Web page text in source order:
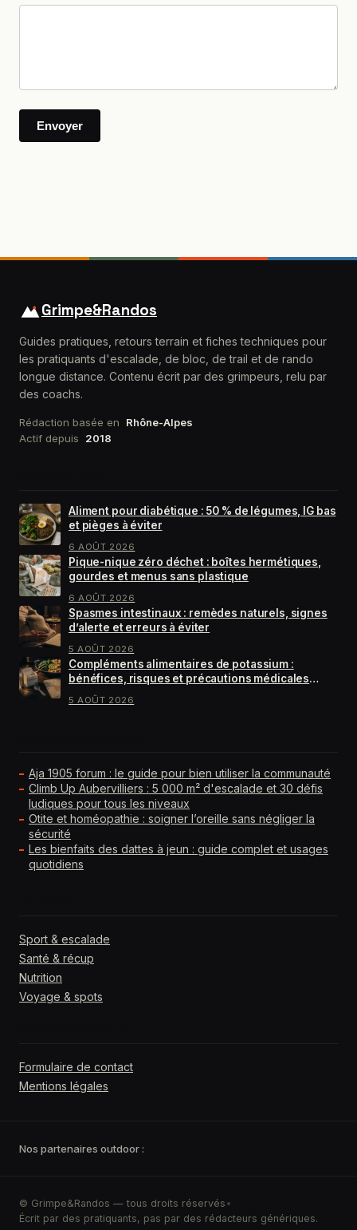
Envoyer
Grimpe&Randos
Guides pratiques, retours terrain et fiches techniques pour
les pratiquants d'escalade, de bloc, de trail et de rando
longue distance. Contenu écrit par des grimpeurs, relu par
des coachs.
Rédaction basée en
Rhône-Alpes
Actif depuis
2018
Aliment pour diabétique : 50 % de légumes, IG bas
et pièges à éviter
6 AOÛT 2026
Pique-nique zéro déchet : boîtes hermétiques,
gourdes et menus sans plastique
6 AOÛT 2026
Spasmes intestinaux : remèdes naturels, signes
d’alerte et erreurs à éviter
5 AOÛT 2026
Compléments alimentaires de potassium :
bénéfices, risques et précautions médicales
essentielles
5 AOÛT 2026
Aja 1905 forum : le guide pour bien utiliser la communauté
Climb Up Aubervilliers : 5 000 m² d'escalade et 30 défis
ludiques pour tous les niveaux
Otite et homéopathie : soigner l’oreille sans négliger la
sécurité
Les bienfaits des dattes à jeun : guide complet et usages
quotidiens
Sport & escalade
Santé & récup
Nutrition
Voyage & spots
Formulaire de contact
Mentions légales
Nos partenaires outdoor :
© Grimpe&Randos — tous droits réservés •
Écrit par des pratiquants, pas par des rédacteurs génériques.